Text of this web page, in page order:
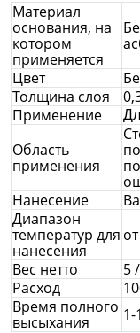
Материал
основания, на
котором
применяется
Цвет
Толщина слоя
Применение
Область
применения
Нанесение
Диапазон
температур для
нанесения
Вес нетто
5
Расход
Время полного
высыхания
1-